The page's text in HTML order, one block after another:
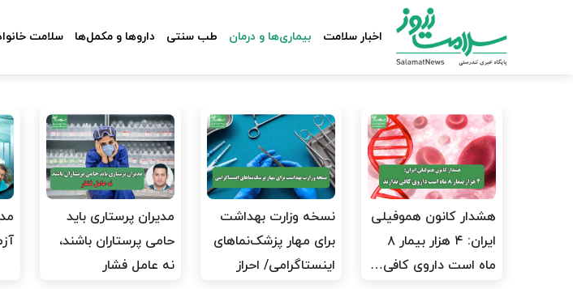
اخبار سلامت بیماری‌ها و درمان طب سنتی داروها و مکمل‌ها سلامت
هشدار کانون هموفیلی
ایران: ۴ هزار بیمار ۸
ماه است داروی کافی…
نسخه وزارت بهداشت
برای مهار پزشک‌نماهای
اینستاگرامی/ احراز
مدیران پرستاری باید
حامی پرستاران باشند،
نه عامل فشار